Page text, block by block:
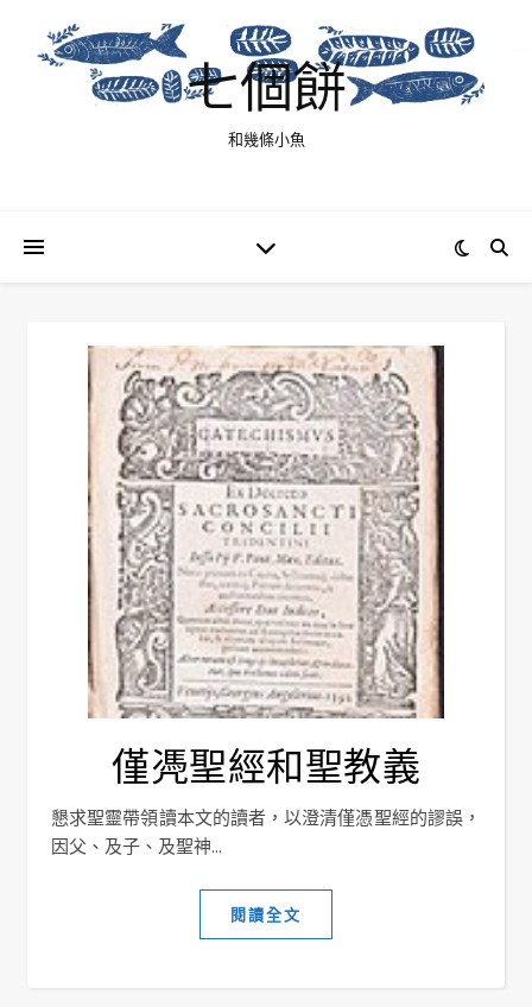
七個餅
和幾條小魚
僅凴聖經和聖教義
懇求聖靈帶領讀本文的讀者，以澄清僅憑聖經的謬誤，
因父、及子、及聖神...
閱讀全文